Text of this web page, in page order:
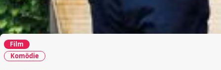
Film
Komödie